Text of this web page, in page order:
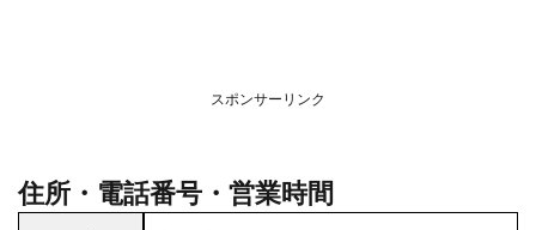
スポンサーリンク
住所・電話番号・営業時間